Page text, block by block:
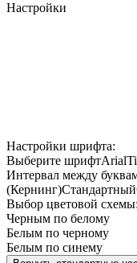
Настройки
Настройки шрифта:
Выберите шрифтArial
Интервал между
(Кернинг)Стандартный
Выбор цветовой схемы:
Черным по белому
Белым по черному
Белым по синему